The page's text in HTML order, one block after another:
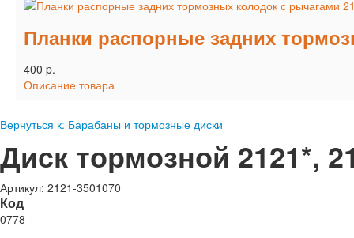
Планки распорные задних
400 p.
Описание товара
Вернуться к: Барабаны и тормозные диски
Диск тормозной 2121*,
Артикул: 2121-3501070
Код
0778